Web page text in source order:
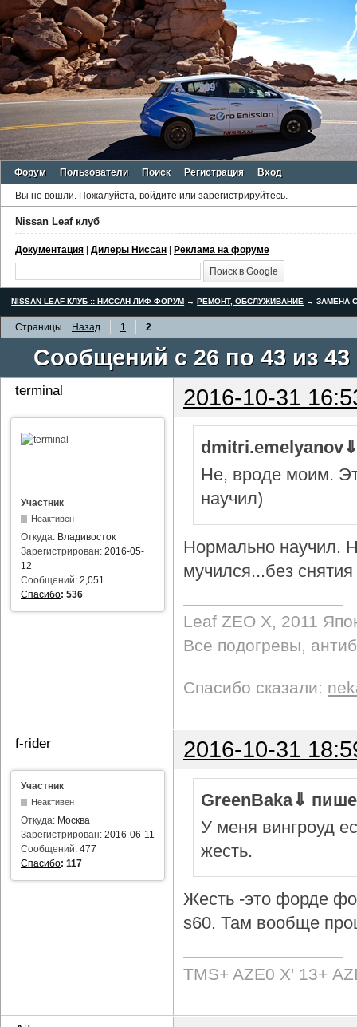
Форум Пользователи Поиск Регистрация Вход
Вы не вошли. Пожалуйста, войдите или зарегистрируйтесь.
Nissan Leaf клуб
Документация | Дилеры Ниссан | Реклама на форуме
NISSAN LEAF КЛУБ :: НИССАН ЛИФ ФОРУМ → РЕМОНТ, ОБСЛУЖИВАНИЕ →ЗАМЕНА
Страницы Назад 1 2
Сообщений с 26 по 43 из 43
terminal 2016-10-31
Участник
Неактивен
Откуда: Владивосток
Зарегистрирован: 2016-05-
12
Сообщений: 2,051
Спасибо: 536
Не, вроде моим.
научил)
Нормально научил.
мучился...без снятия
Leaf ZEO Х, 2011
Все подогревы,
Спасибо сказали:
f-rider 2016-10-31
Участник
Неактивен
Откуда: Москва
Зарегистрирован: 2016-06-11
Сообщений: 477
Спасибо: 117
GreenBaka⇓
У меня вингроуд
жесть.
Жесть -это форде
s60. Там вообще
TMS+ AZE0 Х' 13+